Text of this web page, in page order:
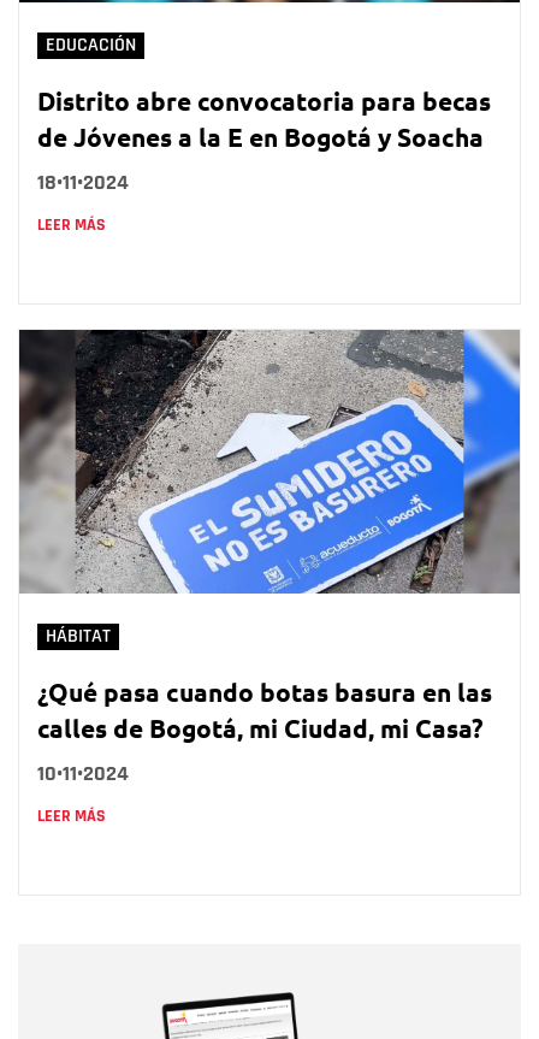
EDUCACIÓN
Distrito abre convocatoria para becas
de Jóvenes a la E en Bogotá y Soacha
18•11•2024
LEER MÁS
HÁBITAT
¿Qué pasa cuando botas basura en las
calles de Bogotá, mi Ciudad, mi Casa?
10•11•2024
LEER MÁS